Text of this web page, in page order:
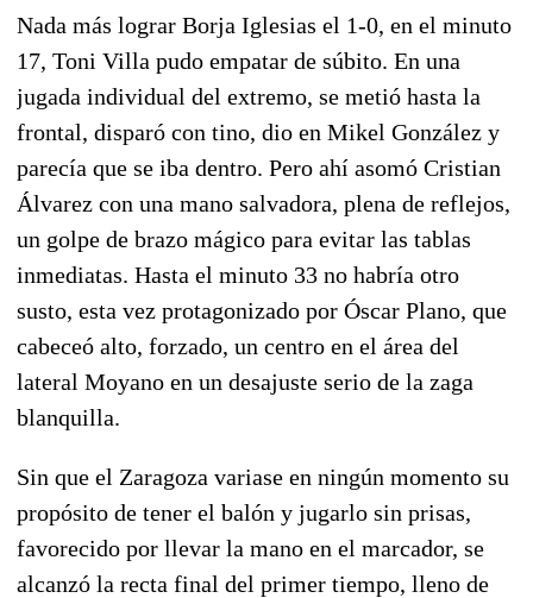
Nada más lograr Borja Iglesias el 1-0, en el minuto
17, Toni Villa pudo empatar de súbito. En una
jugada individual del extremo, se metió hasta la
frontal, disparó con tino, dio en Mikel González y
parecía que se iba dentro. Pero ahí asomó Cristian
Álvarez con una mano salvadora, plena de reflejos,
un golpe de brazo mágico para evitar las tablas
inmediatas. Hasta el minuto 33 no habría otro
susto, esta vez protagonizado por Óscar Plano, que
cabeceó alto, forzado, un centro en el área del
lateral Moyano en un desajuste serio de la zaga
blanquilla.
Sin que el Zaragoza variase en ningún momento su
propósito de tener el balón y jugarlo sin prisas,
favorecido por llevar la mano en el marcador, se
alcanzó la recta final del primer tiempo, lleno de